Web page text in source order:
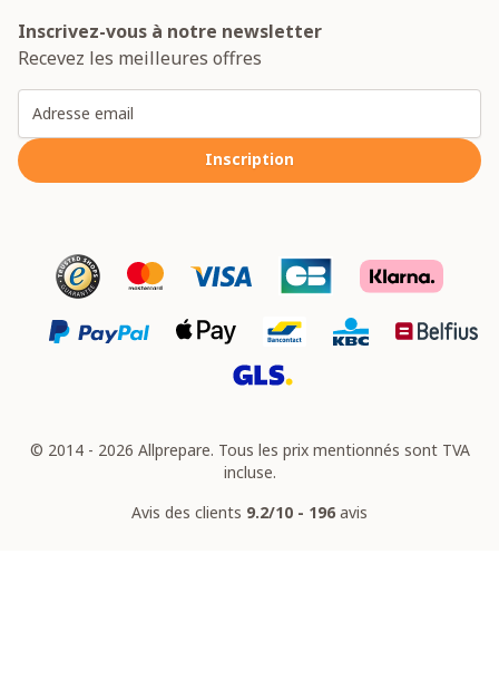
Inscrivez-vous à notre newsletter
Recevez les meilleures offres
Inscription
© 2014 - 2026 Allprepare. Tous les prix mentionnés sont TVA
incluse.
Avis des clients 9.2/10 - 196 avis